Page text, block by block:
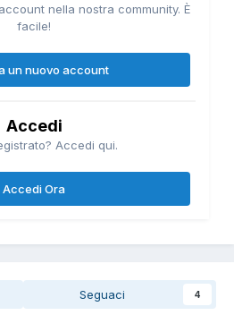
nella nostra community. È
facile!
un nuovo account
Accedi
Accedi qui.
Accedi Ora
Seguaci 4